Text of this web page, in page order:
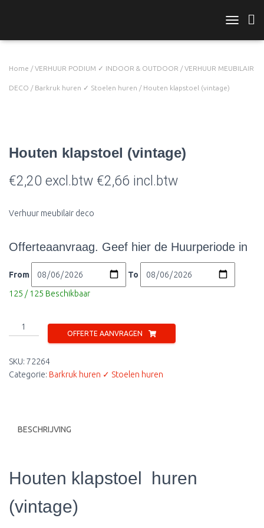
Home /VERHUUR PODIUM ✓ INDOOR & OUTDOOR /VERHUUR MEUBILAIR
DECO / Barkruk huren ✓ Stoelen huren / Houten klapstoel (vintage)
Houten klapstoel (vintage)
€2,20 excl.btw €2,66 incl.btw
Verhuur meubilair deco
Offerteaanvraag. Geef hier de Huurperiode in
From
To
125 / 125 Beschikbaar
Houten
klapstoel
aantal
OFFERTE AANVRAGEN
SKU: 72264
Categorie: Barkruk huren ✓ Stoelen huren
BESCHRIJVING
Houten klapstoel huren
(vintage)